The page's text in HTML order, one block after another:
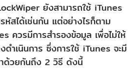
ยังสามารถใช้ iTunes
หัสได้เช่นกัน แต่อย่างไรก็ตาม
ควรมีการสำรองข้อมูล เพื่อไม่ให้
ดำเนินการ ซึ่งการใช้ iTunes จะมี
ด้วยกันถึง 2 วิธี ดังนี้